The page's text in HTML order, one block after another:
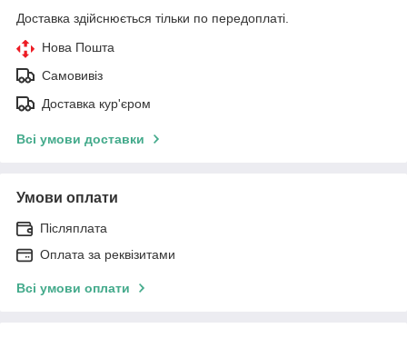
Доставка здійснюється тільки по передоплаті.
Нова Пошта
Самовивіз
Доставка кур'єром
Всі умови доставки
Умови оплати
Післяплата
Оплата за реквізитами
Всі умови оплати